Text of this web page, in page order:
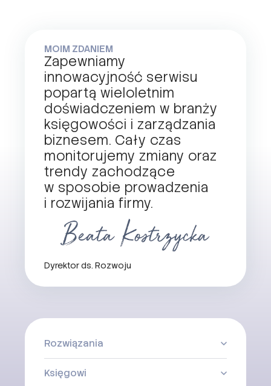
MOIM ZDANIEM
Zapewniamy
innowacyjność serwisu
popartą wieloletnim
doświadczeniem w branży
księgowości i zarządzania
biznesem. Cały czas
monitorujemy zmiany oraz
trendy zachodzące
w sposobie prowadzenia
i rozwijania firmy.
Dyrektor ds. Rozwoju
Rozwiązania
Księgowi